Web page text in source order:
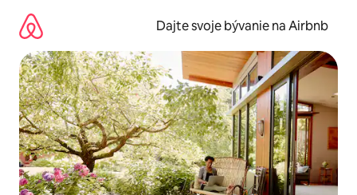
obsah.
Dajte svoje bývanie na Airbnb